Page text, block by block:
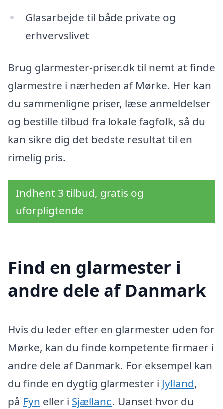
Glasarbejde til både private og
erhvervslivet
Brug glarmester-priser.dk til nemt at finde
glarmestre i nærheden af Mørke. Her kan
du sammenligne priser, læse anmeldelser
og bestille tilbud fra lokale fagfolk, så du
kan sikre dig det bedste resultat til en
rimelig pris.
Indhent 3 tilbud, gratis og
uforpligtende
Find en glarmester i
andre dele af Danmark
Hvis du leder efter en glarmester uden for
Mørke, kan du finde kompetente firmaer i
andre dele af Danmark. For eksempel kan
du finde en dygtig glarmester i Jylland,
på Fyn eller i Sjælland. Uanset hvor du